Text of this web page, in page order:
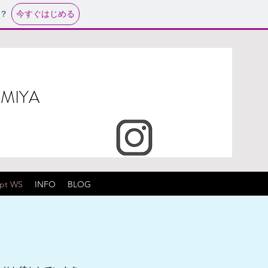
今すぐはじめる
WS INFO BLOG